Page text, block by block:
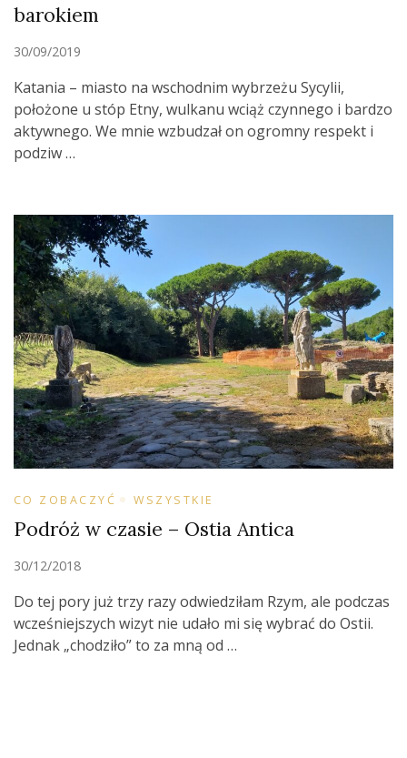
barokiem
30/09/2019
Katania – miasto na wschodnim wybrzeżu Sycylii,
położone u stóp Etny, wulkanu wciąż czynnego i bardzo
aktywnego. We mnie wzbudzał on ogromny respekt i
podziw …
CO ZOBACZYĆ WSZYSTKIE
Podróż w czasie – Ostia Antica
30/12/2018
Do tej pory już trzy razy odwiedziłam Rzym, ale podczas
wcześniejszych wizyt nie udało mi się wybrać do Ostii.
Jednak „chodziło” to za mną od …